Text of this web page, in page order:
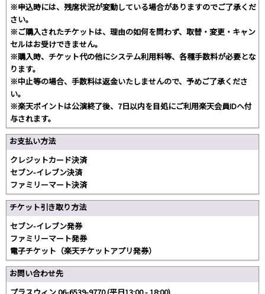
※申込時には、残席状況が変動している場合がありますのでご了承くだ
さい。
※ご購入されたチケットは、理由の如何を問わず、取替・変更・キャン
セルはお受けできません。
※購入時、チケット代の他にシステム利用料等、各種手数料が必要とな
ります。
※中止等の場合、手数料は返金いたしませんので、予めご了承くださ
い。
※楽天ポイントは公演終了後、7日以内を目処にご利用楽天会員IDへ付
与されます。
お支払い方法
クレジットカード決済
セブン-イレブン決済
ファミリーマート決済
チケット引き取り方法
セブン-イレブン発券
ファミリーマート発券
電子チケット（楽天チケットアプリ発券）
お問い合わせ先